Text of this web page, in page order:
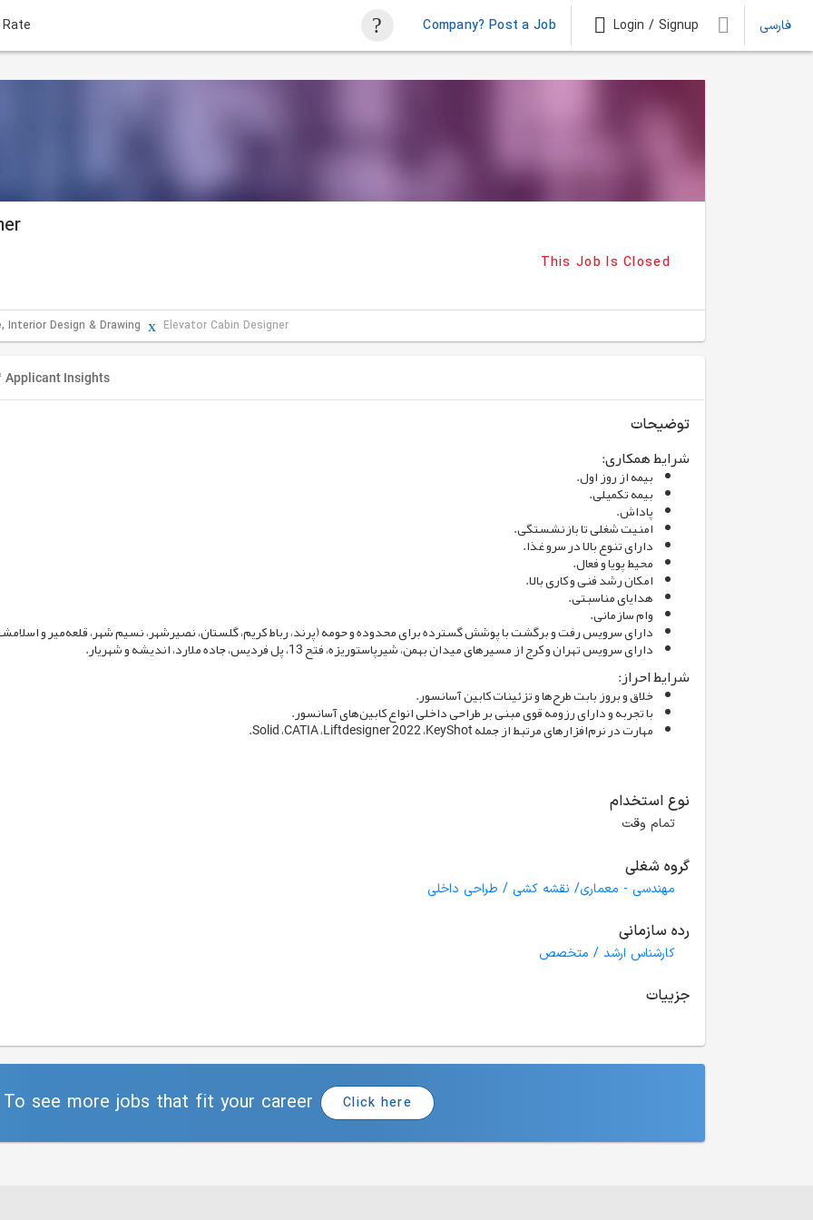
Company? Post a Job Login / Signup فارسی
This Job Is Closed
Interior Design & Drawing Elevator Cabin Designer
Applicant Insights
توضیحات
شرایط همکاری:
بیمه از روز اول.
بیمه تکمیلی.
پاداش.
امنیت شغلی تا بازنشستگی.
دارای تنوع بالا در سرو غذا.
محیط پویا و فعال.
امکان رشد فنی و کاری بالا.
هدایای مناسبتی.
وام سازمانی.
دارای سرویس رفت و برگشت با پوشش گسترده برای محدوده و حومه (پرند، رباط کریم، گلستان، نصیرشهر، نسیم شهر، قلعه‌میر و
دارای سرویس تهران و کرج از مسیرهای میدان بهمن، شیرپاستوریزه، فتح 13، پل فردیس، جاده ملارد، اندیشه و شهریار.
شرایط احراز:
خلاق و بروز بابت طرح‌ها و تزئینات کابین آسانسور.
با تجربه و دارای رزومه قوی مبنی بر طراحی داخلی انواع کابین‌های آسانسور.
مهارت در نرم‌افزارهای مرتبط از جمله Solid ،CATIA ،Liftdesigner 2022 ،KeyShot.
نوع استخدام
تمام وقت
گروه شغلی
مهندسی - معماری/ نقشه کشی / طراحی داخلی
رده سازمانی
کارشناس ارشد / متخصص
جزییات
see more jobs that fit your career Click here